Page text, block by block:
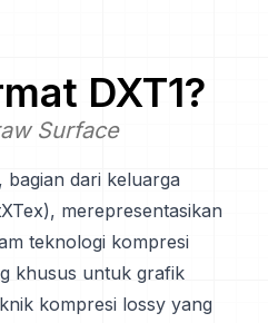
DXT1?
Surface
bagian dari keluarga
merepresentasikan
teknologi kompresi
khusus untuk grafik
kompresi lossy yang